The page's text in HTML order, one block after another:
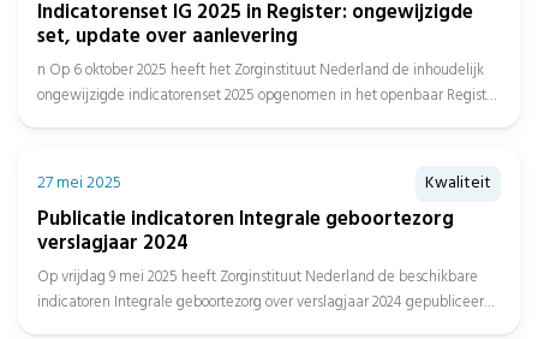
Indicatorenset IG 2025 in Register: ongewijzigde
set, update over aanlevering
n Op 6 oktober 2025 heeft het Zorginstituut Nederland de inhoudelijk
ongewijzigde indicatorenset 2025 opgenomen in het openbaar Register
27 mei 2025 Kwaliteit
Publicatie indicatoren Integrale geboortezorg
verslagjaar 2024
Op vrijdag 9 mei 2025 heeft Zorginstituut Nederland de beschikbare
indicatoren Integrale geboortezorg over verslagjaar 2024 gepubliceerd,